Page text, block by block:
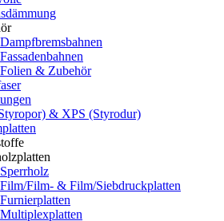
Dampfbremsbahnen
Fassadenbahnen
Folien & Zubehör
& XPS (Styrodur)
Sperrholz
Film/Film- & Film/Siebdruckplatten
Furnierplatten
Multiplexplatten